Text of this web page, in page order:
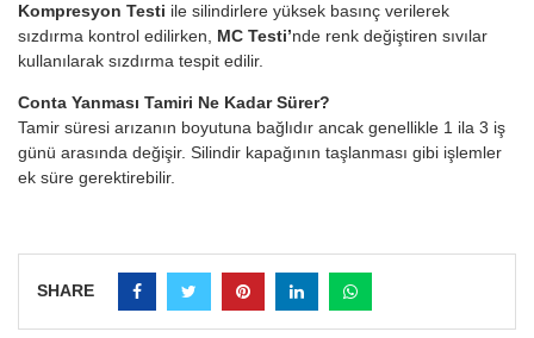
Kompresyon Testi ile silindirlere yüksek basınç verilerek
sızdırma kontrol edilirken, MC Testi’nde renk değiştiren sıvılar
kullanılarak sızdırma tespit edilir.
Conta Yanması Tamiri Ne Kadar Sürer?
Tamir süresi arızanın boyutuna bağlıdır ancak genellikle 1 ila 3 iş
günü arasında değişir. Silindir kapağının taşlanması gibi işlemler
ek süre gerektirebilir.
SHARE